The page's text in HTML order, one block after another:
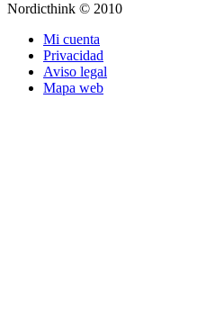
Nordicthink © 2010
Mi cuenta
Privacidad
Aviso legal
Mapa web